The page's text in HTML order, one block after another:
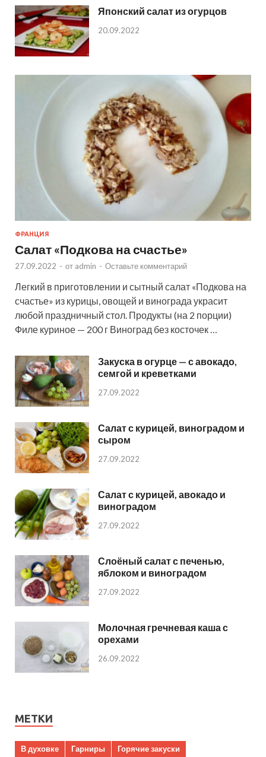
Японский салат из огурцов
20.09.2022
ФРАНЦИЯ
Салат «Подкова на счастье»
27.09.2022 - от admin - Оставьте комментарий
Легкий в приготовлении и сытный салат «Подкова на
счастье» из курицы, овощей и винограда украсит
любой праздничный стол. Продукты (на 2 порции)
Филе куриное — 200 г Виноград без косточек …
Закуска в огурце — с авокадо,
семгой и креветками
27.09.2022
Салат с курицей, виноградом и
сыром
27.09.2022
Салат с курицей, авокадо и
виноградом
27.09.2022
Слоёный салат с печенью,
яблоком и виноградом
27.09.2022
Молочная гречневая каша с
орехами
26.09.2022
МЕТКИ
В духовке Гарниры
Горячие закуски